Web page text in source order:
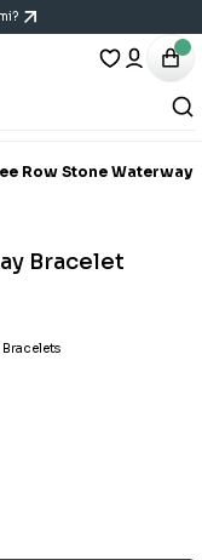
Row Stone Waterway
Bracelet